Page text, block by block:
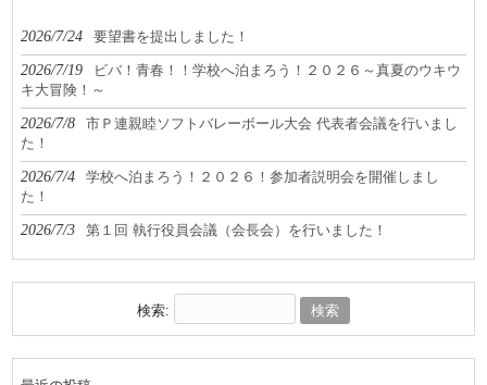
2026/7/24 要望書を提出しました！
2026/7/19
ビバ！青春！！学校へ泊まろう！２０２６～真夏のウキウ
キ大冒険！～
2026/7/8
市Ｐ連親睦ソフトバレーボール大会 代表者会議を行いまし
た！
2026/7/4
学校へ泊まろう！２０２６！参加者説明会を開催しまし
た！
2026/7/3 第１回 執行役員会議（会長会）を行いました！
検索: